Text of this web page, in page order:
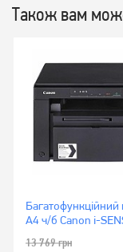
Також вам
Багатофункційний
А4 ч/б Canon i-
13 769грн